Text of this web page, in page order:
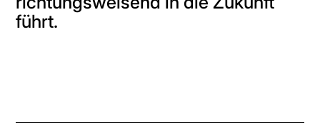
führt.